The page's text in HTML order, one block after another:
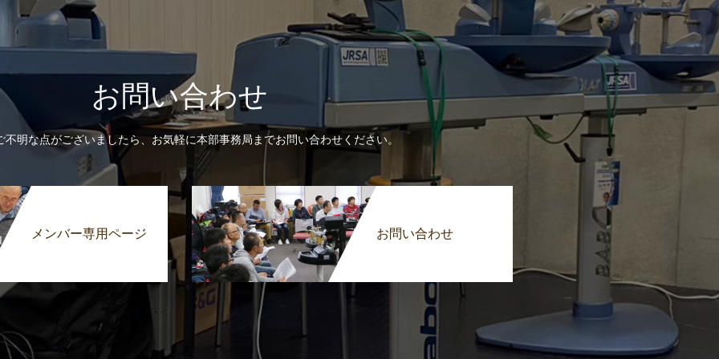
お問い合わせ
不明な点がございましたら、お気軽に本部事務局までお問い合わせください。
メンバー専用ページ お問い合わせ